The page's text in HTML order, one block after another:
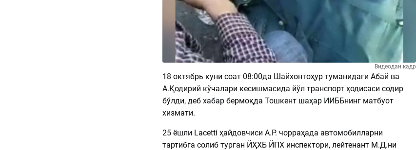
Видеодан кадр
18 октябрь куни соат 08:00да Шайхонтоҳур туманидаги Абай ва
А.Қодирий кўчалари кесишмасида йўл транспорт ҳодисаси содир
бўлди, деб хабар бермоқда Тошкент шаҳар ИИББнинг матбуот
хизмати.
25 ёшли Lacetti ҳайдовчиси А.Р. чорраҳада автомобилларни
тартибга солиб турган ЙҲХБ ЙПХ инспектори, лейтенант М.Д.ни